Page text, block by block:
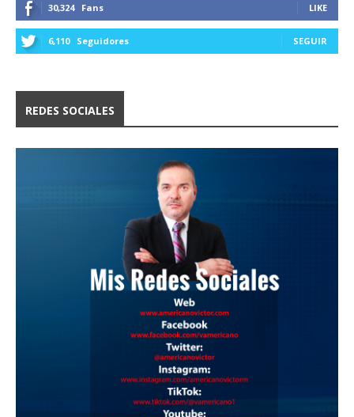
30,324 Fans LIKE
6,110 Seguidores SEGUIR
REDES SOCIALES